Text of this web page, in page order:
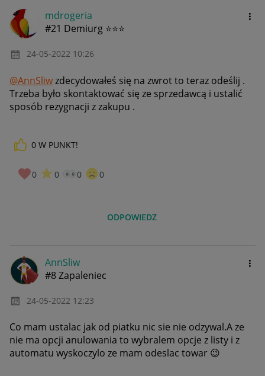
mdrogeria
#21 Demiurg ⭐⭐⭐
‎24-05-2022 10:26
@AnnSliwzdecydowałeś się na zwrot to teraz odeślij .
Trzeba było skontaktować się ze sprzedawcą i ustalić
sposób rezygnacji z zakupu .
0 W PUNKT!
0 0 0 0
ODPOWIEDZ
AnnSliw
#8 Zapaleniec
‎24-05-2022 12:23
Co mam ustalac jak od piatku nic sie nie odzywal.A ze
nie ma opcji anulowania to wybralem opcje z listy i z
automatu wyskoczylo ze mam odeslac towar 😉